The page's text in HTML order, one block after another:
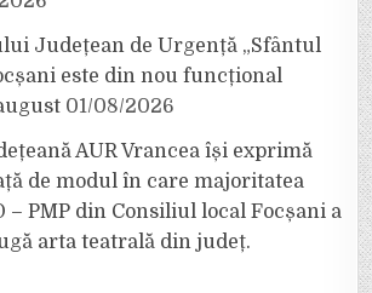
Județean de Urgență „Sfântul
este din nou funcțional
01/08/2026
AUR Vrancea își exprimă
de modul în care majoritatea
– PMP din Consiliul local Focșani a
arta teatrală din județ.